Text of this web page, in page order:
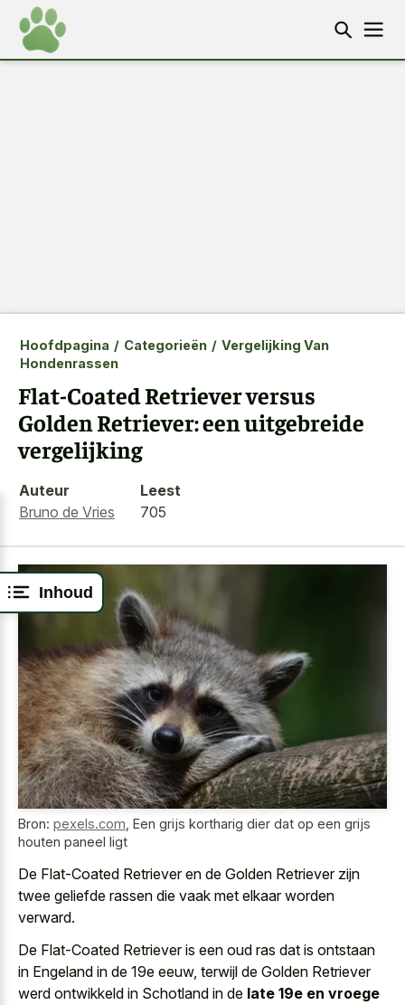
Inhoud
Hoofdpagina / Categorieën / Vergelijking Van
Hondenrassen
Flat-Coated Retriever versus
Golden Retriever: een uitgebreide
vergelijking
Auteur
Bruno de Vries
Leest
705
Bron: pexels.com Een grijs kortharig dier dat op een grijs
houten paneel ligt
De Flat-Coated Retriever en de Golden Retriever zijn
twee geliefde rassen die vaak met elkaar worden
verward.
De Flat-Coated Retriever is een oud ras dat is ontstaan
in Engeland in de 19e eeuw, terwijl de Golden Retriever
werd ontwikkeld in Schotland in de late 19e en vroege